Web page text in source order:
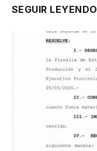
SEGUIR LEYENDO